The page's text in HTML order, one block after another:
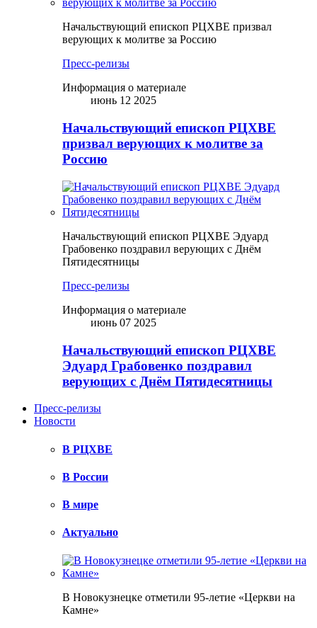
Начальствующий епископ РЦХВЕ призвал
верующих к молитве за Россию
Пресс-релизы
Информация о материале
июнь 12 2025
Начальствующий епископ РЦХВЕ
призвал верующих к молитве за
Россию
Начальствующий епископ РЦХВЕ Эдуард
Грабовенко поздравил верующих с Днём
Пятидесятницы
Пресс-релизы
Информация о материале
июнь 07 2025
Начальствующий епископ РЦХВЕ
Эдуард Грабовенко поздравил
верующих с Днём Пятидесятницы
Пресс-релизы
Новости
В РЦХВЕ
В России
В мире
Актуально
В Новокузнецке отметили 95-летие «Церкви на
Камне»